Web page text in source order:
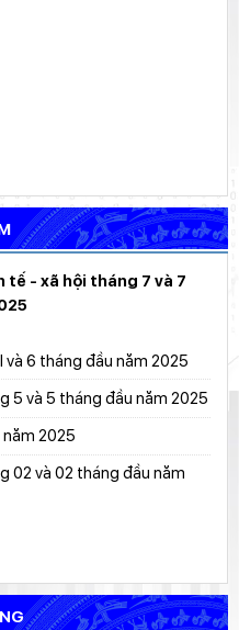
tế - xã hội tháng 7 và 7
và 6 tháng đầu năm 2025
5 và 5 tháng đầu năm 2025
năm 2025
02 và 02 tháng đầu năm